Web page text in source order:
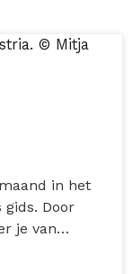
in het
gids. Door
je van